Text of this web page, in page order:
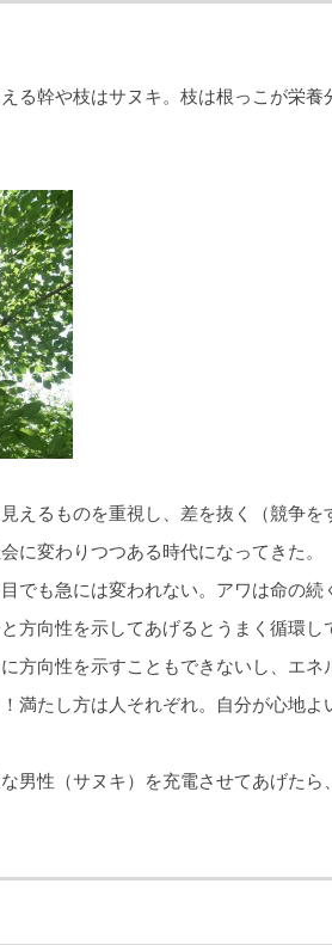
る幹や枝はサヌキ。枝は根っこが栄養
えるものを重視し、差を抜く（競争を
に変わりつつある時代になってきた。
でも急には変われない。アワは命の続
方向性を示してあげるとうまく循環し
方向性を示すこともできないし、エネ
満たし方は人それぞれ。自分が心地よ
男性（サヌキ）を充電させてあげたら